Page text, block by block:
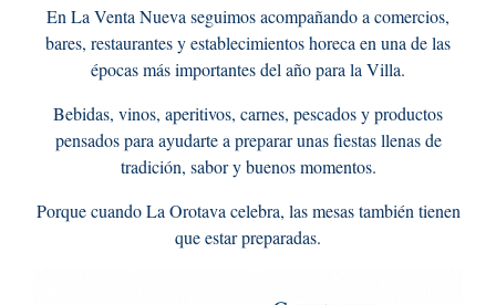
En La Venta Nueva seguimos acompañando a comercios,
bares, restaurantes y establecimientos horeca en una de las
épocas más importantes del año para la Villa.
Bebidas, vinos, aperitivos, carnes, pescados y productos
pensados para ayudarte a preparar unas fiestas llenas de
tradición, sabor y buenos momentos.
Porque cuando La Orotava celebra, las mesas también tienen
que estar preparadas.